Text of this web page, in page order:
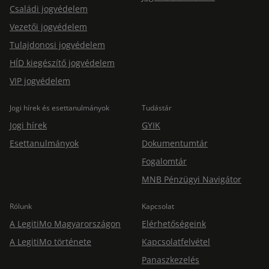
Családi jogvédelem
Vezetői jogvédelem
Tulajdonosi jogvédelem
HÍD kiegészítő jogvédelem
VIP jogvédelem
Jogi hírek és esettanulmányok
Jogi hírek
Esettanulmányok
Tudástár
GYIK
Dokumentumtár
Fogalomtár
MNB Pénzügyi Navigátor
Rólunk
A LegitiMo Magyarországon
A LegitiMo története
Kapcsolat
Elérhetőségeink
Kapcsolatfelvétel
Panaszkezelés